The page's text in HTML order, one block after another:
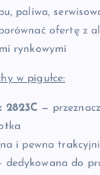
paliwa,
ofertę z
rynkowymi
w pigułce:
2823C —
i pewna
do